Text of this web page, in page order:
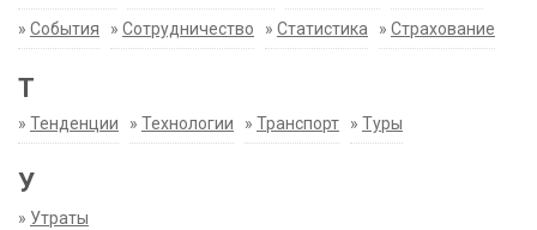
» События » Сотрудничество » Статистика » Страхование
Т
» Тенденции » Технологии » Транспорт » Туры
У
» Утраты